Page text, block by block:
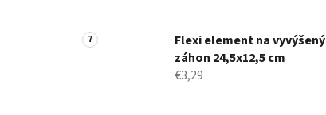
Flexi element na vyvýšený
záhon 24,5x12,5 cm
€3,29